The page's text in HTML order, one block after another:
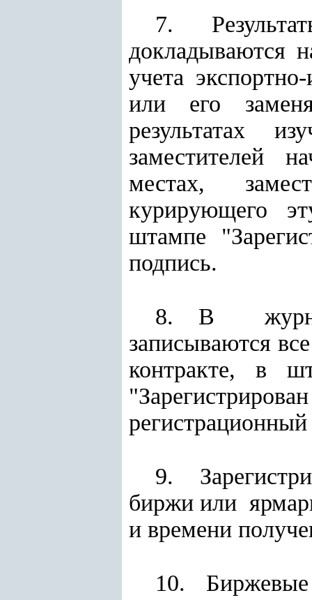
7.
докладываются
учета
или его
результатах
заместителей
местах,
курирующего
штампе
подпись.
8. В
записываются
контракте,
9.
биржи или
и времени
10.